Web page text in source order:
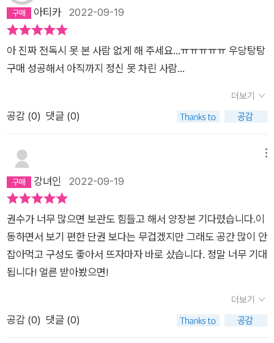
아티카 2022-09-19
아 진짜 전독시 못 본 사람 없게 해 주세요...ㅠㅠㅠㅠㅠ 우당탕탕
구매 성공해서 아직까지 정신 못 차린 사람...
더보기
공감 (0) 댓글 (0)
강녀인 2022-09-19
권수가 너무 많으면 보관도 힘들고 해서 양장본 기다렸습니다.이
동하면서 보기 편한 단권 보다는 무겁겠지만 그래도 공간 많이 안
잡아먹고 구성도 좋아서 뜨자마자 바로 샀습니다. 정말 너무 기대
됩니다! 얼른 받아봤으면!
더보기
공감 (0) 댓글 (0)